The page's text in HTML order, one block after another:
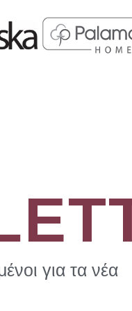
για τα νέα